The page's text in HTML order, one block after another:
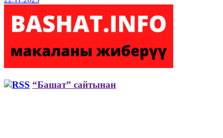
“Башат” сайтынан